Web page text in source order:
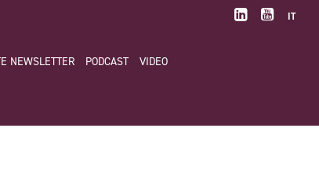
IT
NEWSLETTER PODCAST VIDEO